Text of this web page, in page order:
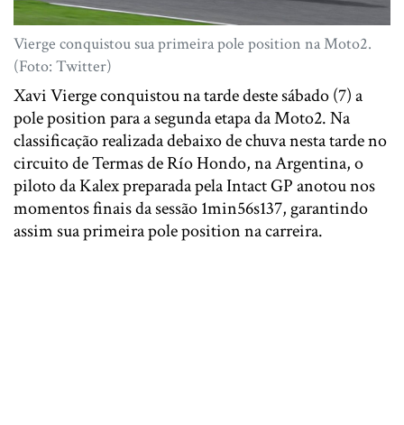
Vierge conquistou sua primeira pole position na Moto2.
(Foto: Twitter)
Xavi Vierge conquistou na tarde deste sábado (7) a
pole position para a segunda etapa da Moto2. Na
classificação realizada debaixo de chuva nesta tarde no
circuito de Termas de Río Hondo, na Argentina, o
piloto da Kalex preparada pela Intact GP anotou nos
momentos finais da sessão 1min56s137, garantindo
assim sua primeira pole position na carreira.